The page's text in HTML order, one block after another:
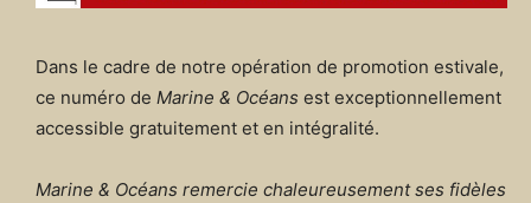
Dans le cadre de notre opération de promotion estivale,
ce numéro de Marine & Océans est exceptionnellement
accessible gratuitement et en intégralité.
Marine & Océans remercie chaleureusement ses fidèles